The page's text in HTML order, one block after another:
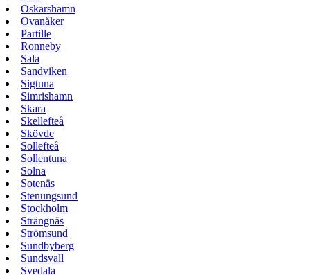
Oskarshamn
Ovanåker
Partille
Ronneby
Sala
Sandviken
Sigtuna
Simrishamn
Skara
Skellefteå
Skövde
Sollefteå
Sollentuna
Solna
Sotenäs
Stenungsund
Stockholm
Strängnäs
Strömsund
Sundbyberg
Sundsvall
Svedala